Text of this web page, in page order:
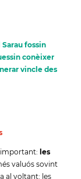
fossin
conèixer
vincle des
important: les
valuós sovint
al voltant: les